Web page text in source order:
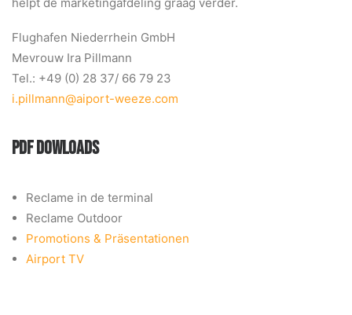
Flughafen Niederrhein GmbH
Mevrouw Ira Pillmann
Tel.: +49 (0) 28 37/ 66 79 23
i.pillmann@aiport-weeze.com
PDF DOWLOADS
Reclame in de terminal
Reclame Outdoor
Promotions & Präsentationen
Airport TV